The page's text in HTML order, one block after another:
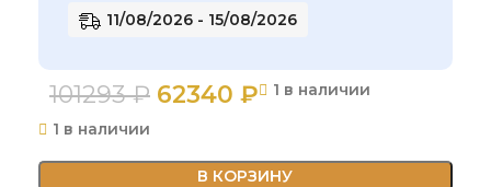
11/08/2026 - 15/08/2026
101293₽ 62340 ₽
1 в наличии
1 в наличии
В КОРЗИНУ